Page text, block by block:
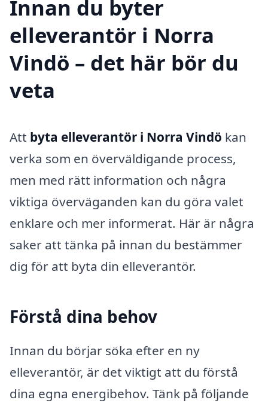
Innan du byter
elleverantör i Norra
Vindö – det här bör du
veta
Att byta elleverantör i Norra Vindö kan
verka som en överväldigande process,
men med rätt information och några
viktiga överväganden kan du göra valet
enklare och mer informerat. Här är några
saker att tänka på innan du bestämmer
dig för att byta din elleverantör.
Förstå dina behov
Innan du börjar söka efter en ny
elleverantör, är det viktigt att du förstå
dina egna energibehov. Tänk på följande